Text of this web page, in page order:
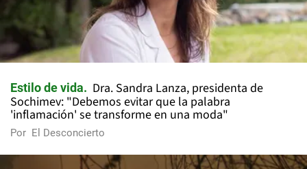
Estilo de vida
Dra. Sandra Lanza, presidenta de
Sochimev: "Debemos evitar que la palabra
'inflamación' se transforme en una moda"
Por El Desconcierto